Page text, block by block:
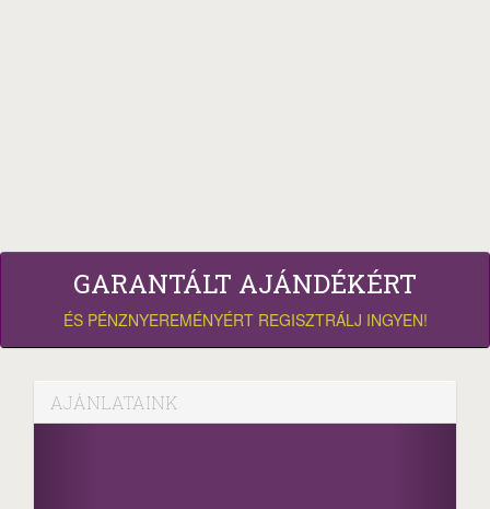
GARANTÁLT AJÁNDÉKÉRT
ÉS PÉNZNYEREMÉNYÉRT REGISZTRÁLJ INGYEN!
AJÁNLATAINK